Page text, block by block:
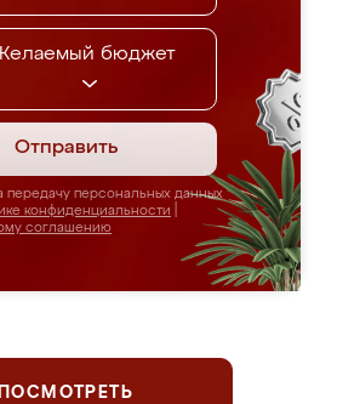
бюджет
Отправить
передачу персональных данных
конфиденциальности
соглашению
ПОСМОТРЕТЬ